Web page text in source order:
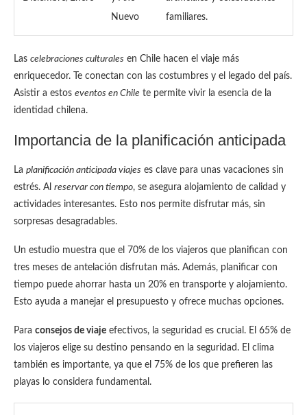
Nuevo
familiares.
Las celebraciones culturales en Chile hacen el viaje más
enriquecedor. Te conectan con las costumbres y el legado del país.
Asistir a estos eventos en Chile te permite vivir la esencia de la
identidad chilena.
Importancia de la planificación anticipada
La planificación anticipada viajes es clave para unas vacaciones sin
estrés. Al reservar con tiempo, se asegura alojamiento de calidad y
actividades interesantes. Esto nos permite disfrutar más, sin
sorpresas desagradables.
Un estudio muestra que el 70% de los viajeros que planifican con
tres meses de antelación disfrutan más. Además, planificar con
tiempo puede ahorrar hasta un 20% en transporte y alojamiento.
Esto ayuda a manejar el presupuesto y ofrece muchas opciones.
Para consejos de viaje efectivos, la seguridad es crucial. El 65% de
los viajeros elige su destino pensando en la seguridad. El clima
también es importante, ya que el 75% de los que prefieren las
playas lo considera fundamental.